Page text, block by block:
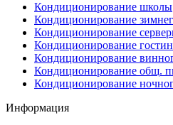
Кондиционирование школы
Кондиционирование
Кондиционирование
Кондиционирование
Кондиционирование
Кондиционирование общ.
Кондиционирование
Информация